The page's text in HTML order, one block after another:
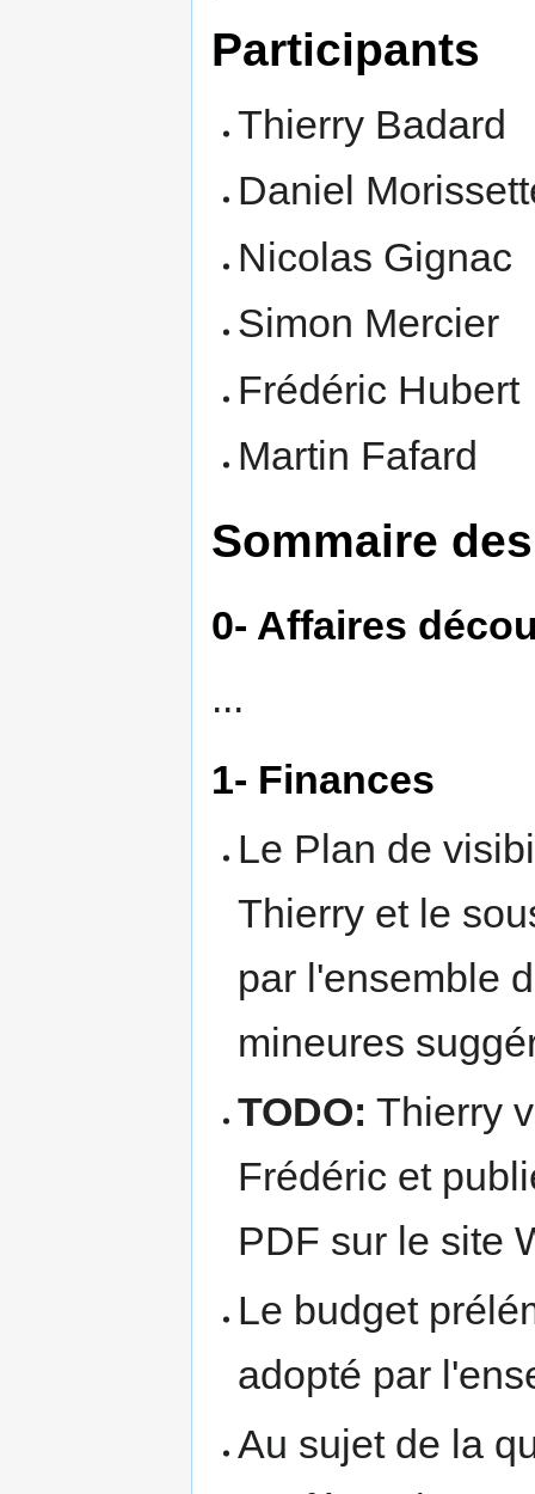
Participants
Thierry Badard
Daniel
Nicolas Gignac
Simon Mercier
Frédéric Hubert
Martin Fafard
Sommaire
0- Affaires
...
1- Finances
Le Plan de
Thierry et le
par l'ensemble
mineures
TODO: Thierry
Frédéric et
PDF sur le site
Le budget
adopté par
Au sujet de la